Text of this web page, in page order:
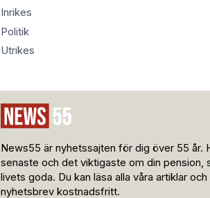
Inrikes
Politik
Utrikes
News55 är nyhetssajten för dig över 55 år.
senaste och det viktigaste om din pension,
livets goda. Du kan läsa alla våra artiklar
nyhetsbrev kostnadsfritt.